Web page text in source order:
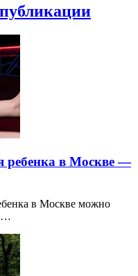
ребенка в Москве —
в Москве можно